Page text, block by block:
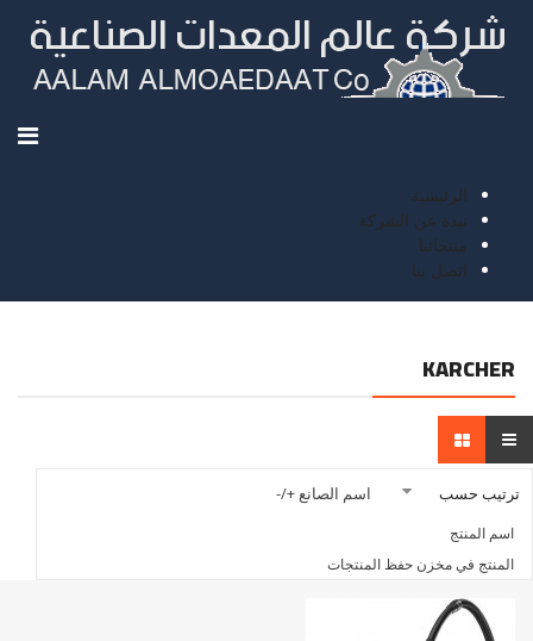
الرئيسية
نبذة عن الشركة
منتجاتنا
اتصل بنا
KARCHER
ترتيب حسب اسم الصانع +/-
اسم المنتج
المنتج في مخزن حفظ المنتجات